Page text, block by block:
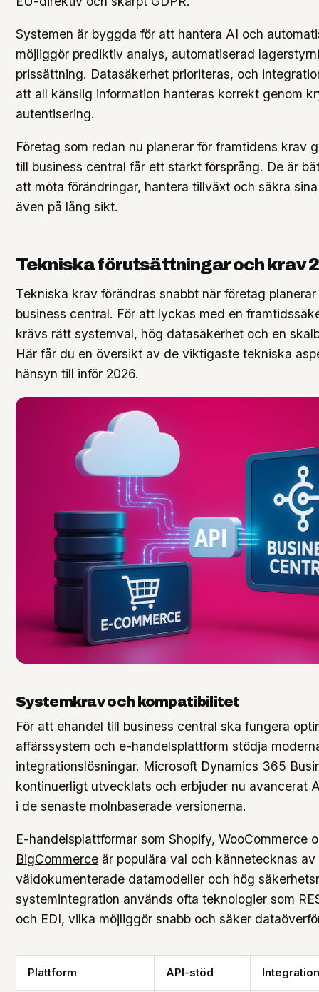
Systemen är byggda för att hantera AI och
möjliggör prediktiv analys, automatiserad
prissättning. Datasäkerhet prioriteras, och
att all känslig information hanteras korrekt genom
autentisering.
Företag som redan nu planerar för framtidens krav
till business central får ett starkt försprång. De är
att möta förändringar, hantera tillväxt och säkra
även på lång sikt.
Tekniska förutsättningar och krav
Tekniska krav förändras snabbt när företag
business central. För att lyckas med en
krävs rätt systemval, hög datasäkerhet och en
Här får du en översikt av de viktigaste tekniska
hänsyn till inför 2026.
Systemkrav och kompatibilitet
För att ehandel till business central ska fungera
affärssystem och e-handelsplattform stödja
integrationslösningar. Microsoft Dynamics 365
kontinuerligt utvecklats och erbjuder nu avancerat
i de senaste molnbaserade versionerna.
E-handelsplattformar som Shopify, WooCommerce
BigCommerce är populära val och kännetecknas
väldokumenterade datamodeller och hög
systemintegration används ofta teknologier som
och EDI, vilka möjliggör snabb och säker
Plattform API-stöd